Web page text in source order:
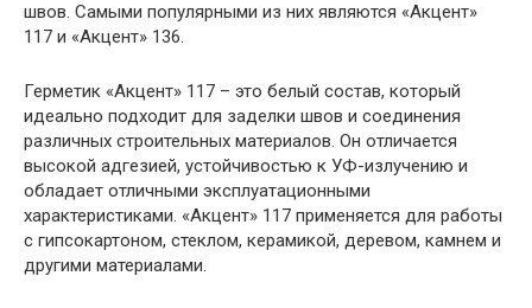
швов. Самыми популярными из них являются «Акцент»
117 и «Акцент» 136.
Герметик «Акцент» 117 – это белый состав, который
идеально подходит для заделки швов и соединения
различных строительных материалов. Он отличается
высокой адгезией, устойчивостью к УФ-излучению и
обладает отличными эксплуатационными
характеристиками. «Акцент» 117 применяется для работы
с гипсокартоном, стеклом, керамикой, деревом, камнем и
другими материалами.